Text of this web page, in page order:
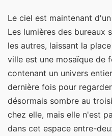
Le ciel est maintenant
Les lumières des bureaux
les autres, laissant la
ville est une mosaïque de
contenant un univers
dernière fois pour
désormais sombre au
chez elle, mais elle n'est
dans cet espace entre-